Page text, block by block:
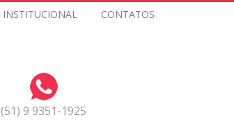
INSTITUCIONAL CONTATOS
(51) 9 9351-1925